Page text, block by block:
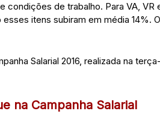
condições de trabalho. Para VA, VR
itens subiram em média 14%. O
Salarial 2016, realizada na terça-
na Campanha Salarial